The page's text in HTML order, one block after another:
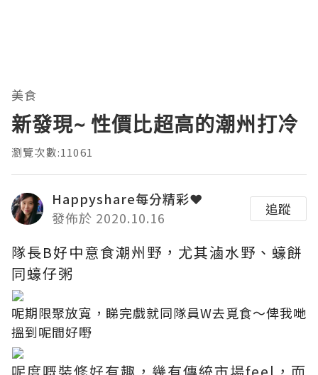
美食
新發現~ 性價比超高的潮州打冷
瀏覽次數:11061
Happyshare每分精彩❤
發佈於 2020.10.16
追蹤
隊長B好中意食潮州野，尤其滷水野、蠔餅
同蠔仔粥
呢期限聚放寬，睇完戲就同隊員W去覓食～俾我哋
搵到呢間好嘢